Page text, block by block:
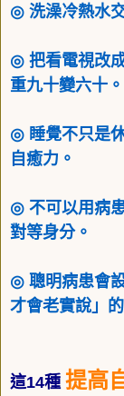
◎ 洗澡冷熱水
◎ 把看電視改
重九十變六十。
◎ 睡覺不只是
自癒力。
◎ 不可以用病
對等身分。
◎ 聰明病患會
才會老實說」
這14種 提高